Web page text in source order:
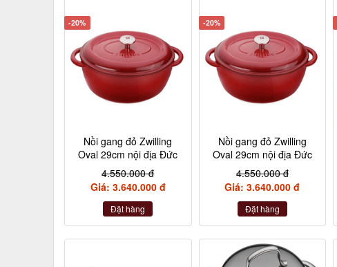
-20%
Nồi gang đỏ Zwilling
Oval 29cm nội địa Đức
4.550.000 đ
Giá: 3.640.000 đ
Đặt hàng
-20%
Nồi gang đỏ Zwilling
Oval 29cm nội địa Đức
4.550.000 đ
Giá: 3.640.000 đ
Đặt hàng